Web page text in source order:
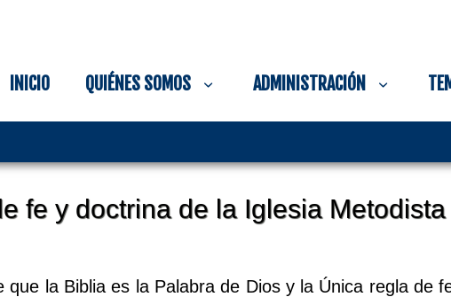
INICIO QUIÉNES SOMOS ADMINISTRACIÓN
fe y doctrina de la Iglesia
la Biblia es la Palabra de Dios y la Única regla de